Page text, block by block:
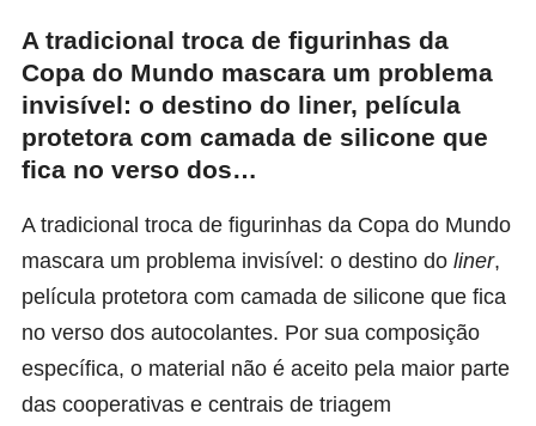
A tradicional troca de figurinhas da
Copa do Mundo mascara um problema
invisível: o destino do liner, película
protetora com camada de silicone que
fica no verso dos…
A tradicional troca de figurinhas da Copa do Mundo
mascara um problema invisível: o destino do liner,
película protetora com camada de silicone que fica
no verso dos autocolantes. Por sua composição
específica, o material não é aceito pela maior parte
das cooperativas e centrais de triagem